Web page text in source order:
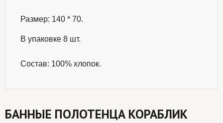
Размер: 140 * 70.
В упаковке 8 шт.
Состав: 100% хлопок.
БАННЫЕ ПОЛОТЕНЦА КОРАБЛИК